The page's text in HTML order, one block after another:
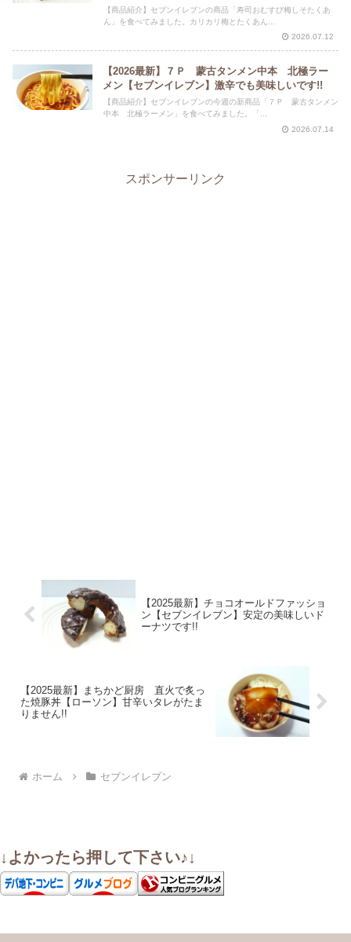
【商品紹介】セブンイレブンの商品「寿司おむすび梅しそたくあ
ん」を食べてみました。カリカリ梅とたくあん...
2026.07.12
【2026最新】７Ｐ 蒙古タンメン中本 北極ラー
メン【セブンイレブン】激辛でも美味しいです!!
【商品紹介】セブンイレブンの今週の新商品「７Ｐ 蒙古タンメン
中本 北極ラーメン」を食べてみました。「...
2026.07.14
スポンサーリンク
【2025最新】チョコオールドファッショ
ン【セブンイレブン】安定の美味しいド
ーナツです!!
【2025最新】まちかど厨房 直火で炙っ
た焼豚丼【ローソン】甘辛いタレがたま
りません!!
ホーム セブンイレブン
↓よかったら押して下さい♪↓